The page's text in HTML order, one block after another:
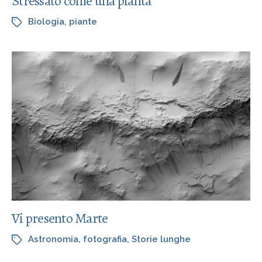
Biologia, piante
Vi presento Marte
Astronomia, fotografia, Storie lunghe